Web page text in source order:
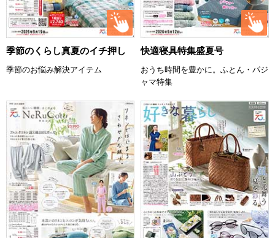
季節のくらし真夏のイチ押し
季節のお悩み解決アイテム
快適寝具特集盛夏号
おうち時間を豊かに。ふとん・パジ
ャマ特集